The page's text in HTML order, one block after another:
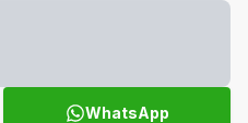
WhatsApp